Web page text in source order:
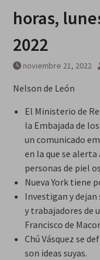
horas,
2022
noviembre 21, 2022
Nelson de León
El Ministerio de
la Embajada de
un comunicado
en la que se
personas de piel
Nueva York tiene
Investigan y
y trabajadores de
Francisco de
Chú Vásquez se
son ideas suyas.